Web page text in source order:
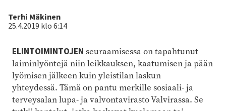
Kirjoittaja
Terhi Mäkinen
25.4.2019 klo 6:14
ELINTOIMINTOJEN seuraamisessa on tapahtunut
laiminlyöntejä niin leikkauksen, kaatumisen ja pään
lyömisen jälkeen kuin yleistilan laskun
yhteydessä. Tämä on pantu merkille sosiaali- ja
terveysalan lupa- ja valvontavirasto Valvirassa. Se